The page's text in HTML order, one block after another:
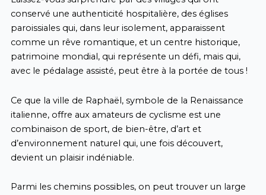
conservé une authenticité hospitalière, des églises
paroissiales qui, dans leur isolement, apparaissent
comme un rêve romantique, et un centre historique,
patrimoine mondial, qui représente un défi, mais qui,
avec le pédalage assisté, peut être à la portée de tous !
Ce que la ville de Raphaël, symbole de la Renaissance
italienne, offre aux amateurs de cyclisme est une
combinaison de sport, de bien-être, d’art et
d’environnement naturel qui, une fois découvert,
devient un plaisir indéniable.
Parmi les chemins possibles, on peut trouver un large